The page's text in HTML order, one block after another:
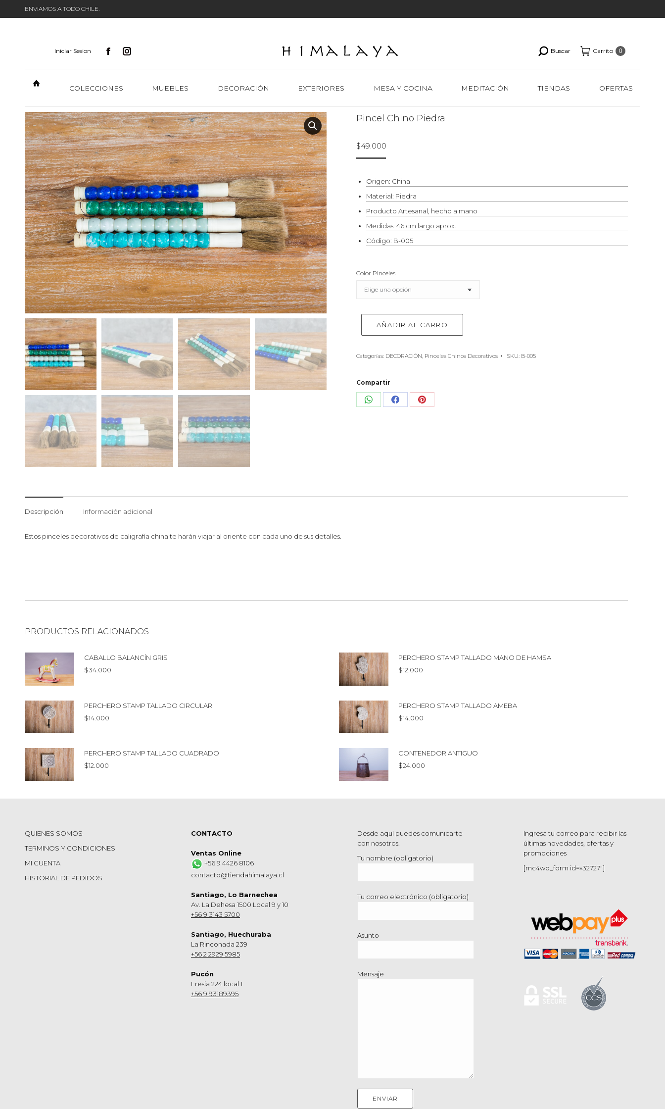
ENVIAMOS A TODO CHILE.
Iniciar Sesion Buscar Carrito 0
COLECCIONES MUEBLES DECORACIÓN EXTERIORES MESA Y COCINA MEDITACIÓN TIENDAS OFERTAS
Pincel Chino Piedra
$49.000
Origen: China
Material: Piedra
Producto Artesanal, hecho a mano
Medidas: 46 cm largo aprox.
Código: B-005
Color Pinceles
AÑADIR AL CARRO
Categorías: DECORACIÓN, Pinceles Chinos Decorativos SKU: B-005
Compartir
Share Share Share
Descripción Información adicional
Estos pinceles decorativos de caligrafía china te harán viajar al oriente con cada uno de sus detalles.
PRODUCTOS RELACIONADOS
CABALLO BALANCÍN GRIS
$34.000
PERCHERO STAMP TALLADO MANO DE HAMSA
$12.000
PERCHERO STAMP TALLADO CIRCULAR
$14.000
PERCHERO STAMP TALLADO AMEBA
$14.000
PERCHERO STAMP TALLADO CUADRADO
$12.000
CONTENEDOR ANTIGUO
$24.000
QUIENES SOMOS
TERMINOS Y CONDICIONES
MI CUENTA
HISTORIAL DE PEDIDOS
CONTACTO
Ventas Online
+56 9 4426 8106
contacto@tiendahimalaya.cl
Santiago, Lo Barnechea
Av. La Dehesa 1500 Local 9 y 10
+56 9 3143 5700
Santiago, Huechuraba
La Rinconada 239
+56 2 2929 5985
Pucón
Fresia 224 local 1
+56 9 93189395
Desde aquí puedes comunicarte
con nosotros.
Tu nombre (obligatorio)
Tu correo electrónico (obligatorio)
Asunto
Mensaje
Ingresa tu correo para recibir las
últimas novedades, ofertas y
promociones
[mc4wp_form id=»32727″]